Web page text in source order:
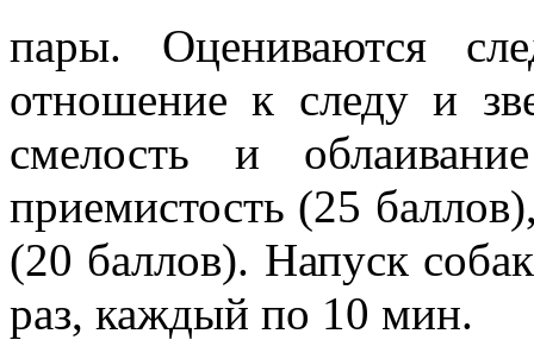
пары. Оцениваются
отношение к следу и
смелость и
приемистость (25
(20 баллов). Напуск
раз, каждый по 10 мин.